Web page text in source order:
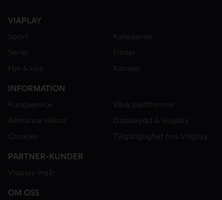
VIAPLAY
Sport
Kategorier
Serier
Filmer
Hyr & köp
Kanaler
INFORMATION
Kundservice
Våra plattformar
Allmänna villkor
Dataskydd & Viaplay
Cookies
Tillgänglighet hos Viaplay
PARTNER-KUNDER
Viaplay ingår
OM OSS